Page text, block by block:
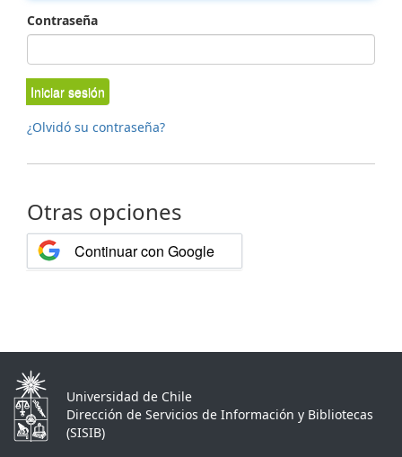
Contraseña
Iniciar sesión
¿Olvidó su contraseña?
Otras opciones
Continuar con Google
Universidad de Chile
Dirección de Servicios de Información y Bibliotecas
(SISIB)